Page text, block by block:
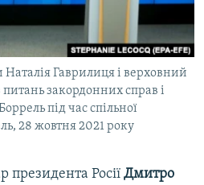
Гаврилиця і верховний
закордонних справ і
під час спільної
28 жовтня 2021 року
президента Росії Дмитро